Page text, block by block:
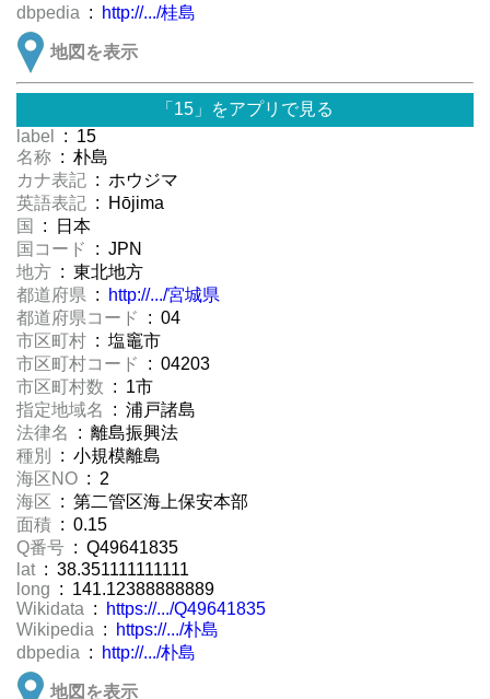
dbpedia : http://.../桂島
地図を表示
「15」をアプリで見る
label
: 15
名称 : 朴島
カナ表記 : ホウジマ
英語表記 : Hōjima
国
: 日本
国コード
: JPN
地方 : 東北地方
都道府県 :
http://.../宮城県
都道府県コード
: 04
市区町村 : 塩竈市
市区町村コード
: 04203
市区町村数 : 1市
指定地域名
: 浦戸諸島
法律名
: 離島振興法
種別
: 小規模離島
海区NO : 2
海区 : 第二管区海上保安本部
面積 : 0.15
Q番号 : Q49641835
lat : 38.351111111111
long : 141.12388888889
Wikidata :
https://.../Q49641835
Wikipedia :
https://.../朴島
dbpedia : http://.../朴島
地図を表示